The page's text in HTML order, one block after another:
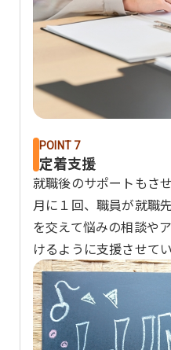
POINT 7
定着支援
就職後のサポートもさ
月に１回、職員が就職
を交えて悩みの相談や
けるように支援させて